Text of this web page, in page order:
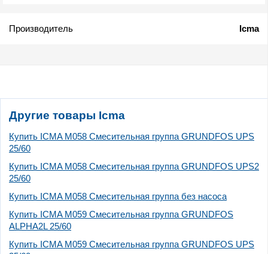
Производитель Icma
Другие товары Icma
Купить ICMA M058 Смесительная группа GRUNDFOS UPS
25/60
Купить ICMA M058 Смесительная группа GRUNDFOS UPS2
25/60
Купить ICMA M058 Смесительная группа без насоса
Купить ICMA M059 Смесительная группа GRUNDFOS
ALPHA2L 25/60
Купить ICMA M059 Смесительная группа GRUNDFOS UPS